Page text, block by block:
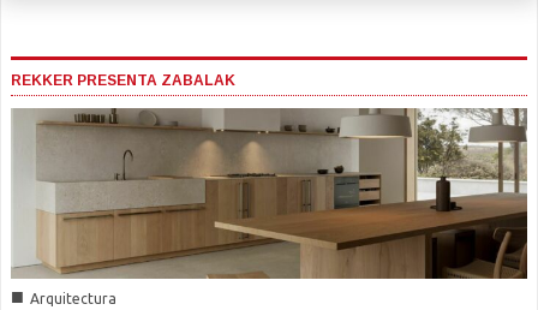
REKKER PRESENTA ZABALAK
■ Arquitectura